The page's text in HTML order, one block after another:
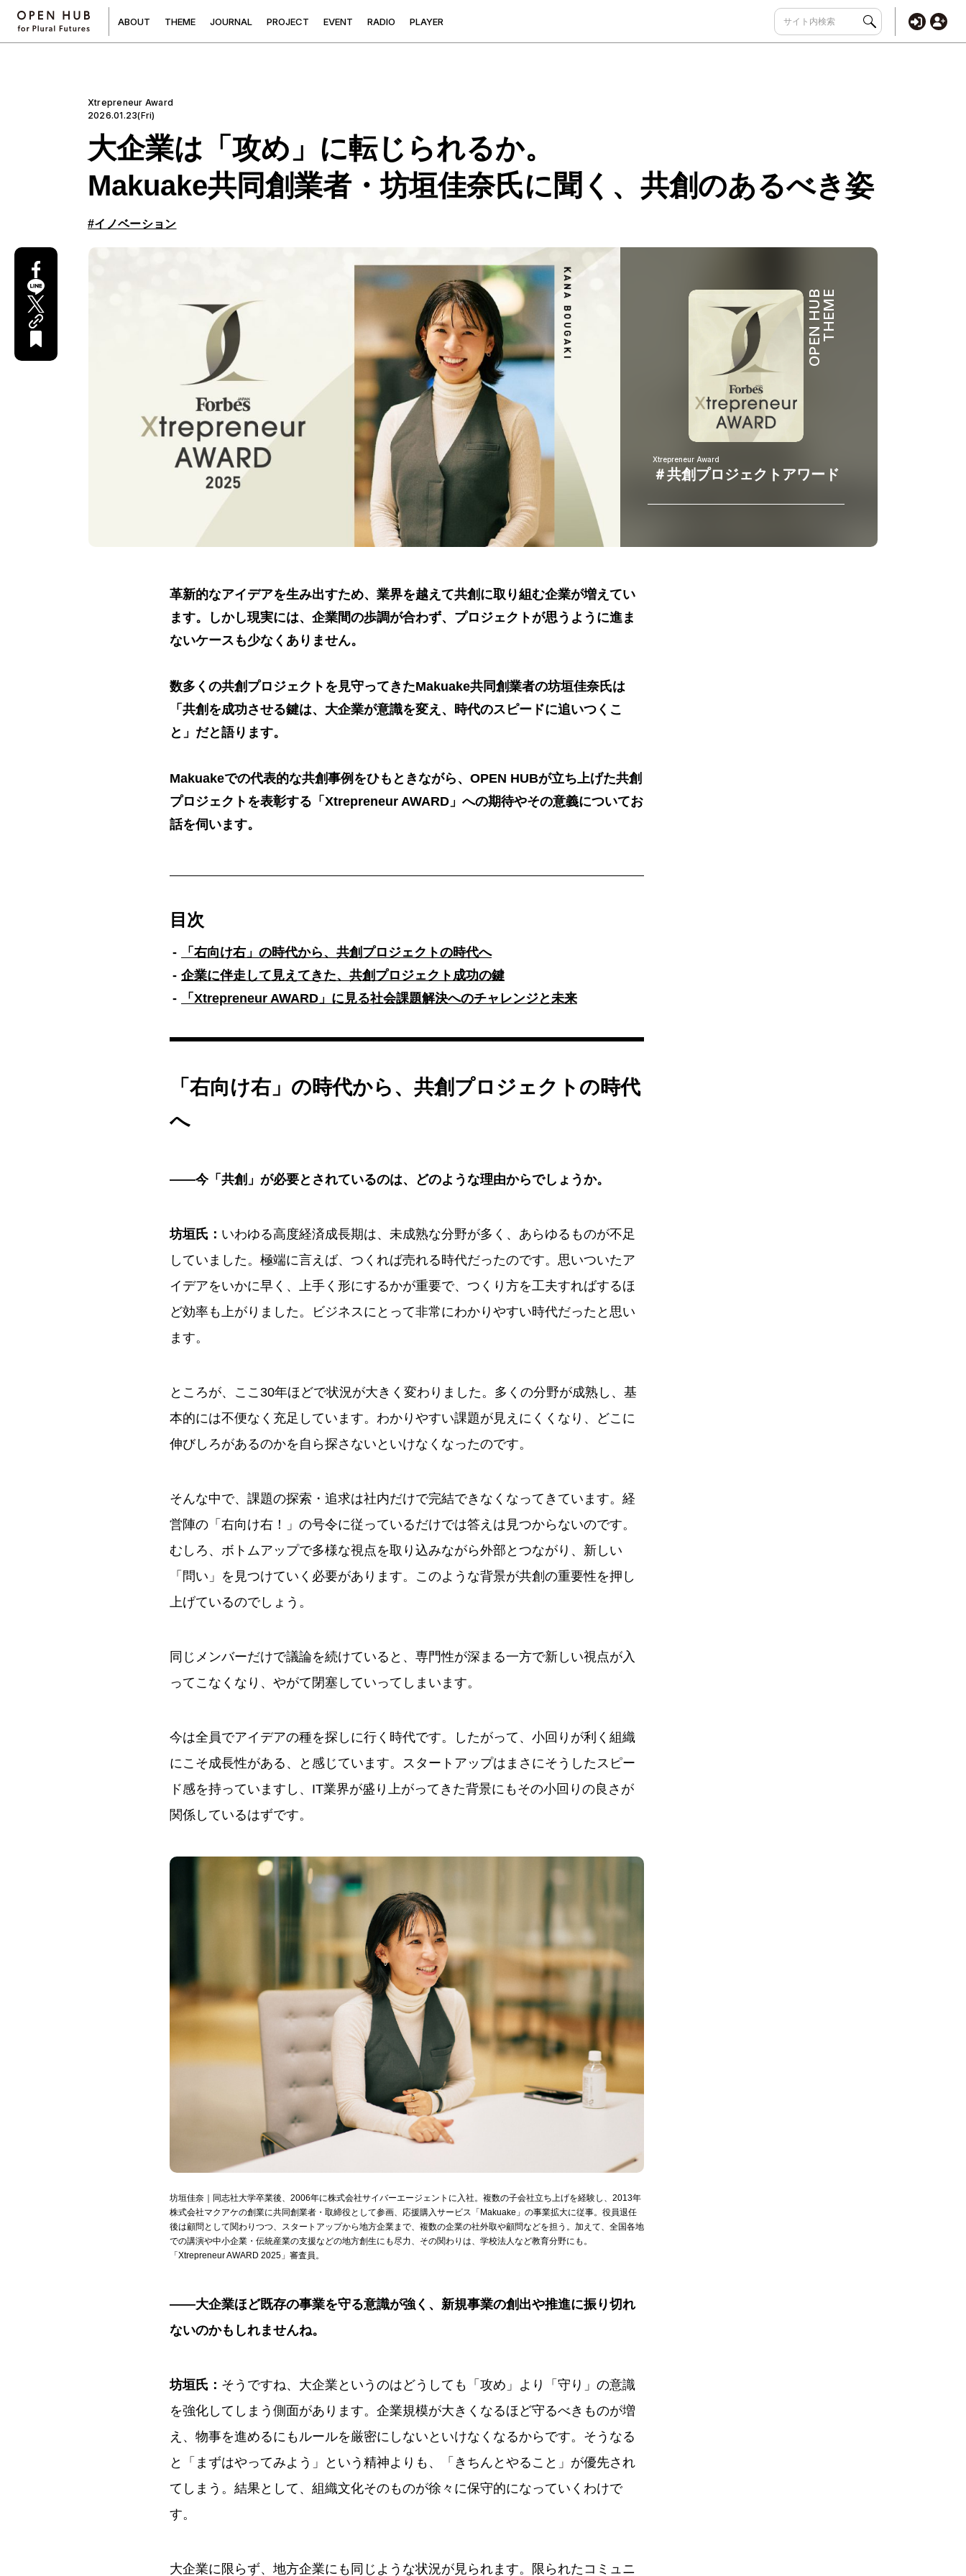
ABOUT THEME JOURNAL PROJECT EVENT RADIO PLAYER
Xtrepreneur Award
2026.01.23(Fri)
大企業は「攻め」に転じられるか。
Makuake共同創業者・坊垣佳奈氏に聞く、共創のあるべき姿
#イノベーション
OPEN HUBTHEME
Xtrepreneur Award
＃共創プロジェクトアワード
革新的なアイデアを生み出すため、業界を越えて共創に取り組む企業が増えてい
ます。しかし現実には、企業間の歩調が合わず、プロジェクトが思うように進ま
ないケースも少なくありません。
数多くの共創プロジェクトを見守ってきたMakuake共同創業者の坊垣佳奈氏は
「共創を成功させる鍵は、大企業が意識を変え、時代のスピードに追いつくこ
と」だと語ります。
Makuakeでの代表的な共創事例をひもときながら、OPEN HUBが立ち上げた共創
プロジェクトを表彰する「Xtrepreneur AWARD」への期待やその意義についてお
話を伺います。
目次
「右向け右」の時代から、共創プロジェクトの時代へ
企業に伴走して見えてきた、共創プロジェクト成功の鍵
「Xtrepreneur AWARD」に見る社会課題解決へのチャレンジと未来
「右向け右」の時代から、共創プロジェクトの時代
へ
――今「共創」が必要とされているのは、どのような理由からでしょうか。
坊垣氏： いわゆる高度経済成長期は、未成熟な分野が多く、あらゆるものが不足
していました。極端に言えば、つくれば売れる時代だったのです。思いついたア
イデアをいかに早く、上手く形にするかが重要で、つくり方を工夫すればするほ
ど効率も上がりました。ビジネスにとって非常にわかりやすい時代だったと思い
ます。
ところが、ここ30年ほどで状況が大きく変わりました。多くの分野が成熟し、基
本的には不便なく充足しています。わかりやすい課題が見えにくくなり、どこに
伸びしろがあるのかを自ら探さないといけなくなったのです。
そんな中で、課題の探索・追求は社内だけで完結できなくなってきています。経
営陣の「右向け右！」の号令に従っているだけでは答えは見つからないのです。
むしろ、ボトムアップで多様な視点を取り込みながら外部とつながり、新しい
「問い」を見つけていく必要があります。このような背景が共創の重要性を押し
上げているのでしょう。
同じメンバーだけで議論を続けていると、専門性が深まる一方で新しい視点が入
ってこなくなり、やがて閉塞していってしまいます。
今は全員でアイデアの種を探しに行く時代です。したがって、小回りが利く組織
にこそ成長性がある、と感じています。スタートアップはまさにそうしたスピー
ド感を持っていますし、IT業界が盛り上がってきた背景にもその小回りの良さが
関係しているはずです。
坊垣佳奈｜同志社大学卒業後、2006年に株式会社サイバーエージェントに入社。複数の子会社立ち上げを経験し、2013年
株式会社マクアケの創業に共同創業者・取締役として参画、応援購入サービス「Makuake」の事業拡大に従事。役員退任
後は顧問として関わりつつ、スタートアップから地方企業まで、複数の企業の社外取や顧問などを担う。加えて、全国各地
での講演や中小企業・伝統産業の支援などの地方創生にも尽力、その関わりは、学校法人など教育分野にも。
「Xtrepreneur AWARD 2025」審査員。
――大企業ほど既存の事業を守る意識が強く、新規事業の創出や推進に振り切れ
ないのかもしれませんね。
坊垣氏： そうですね、大企業というのはどうしても「攻め」より「守り」の意識
を強化してしまう側面があります。企業規模が大きくなるほど守るべきものが増
え、物事を進めるにもルールを厳密にしないといけなくなるからです。そうなる
と「まずはやってみよう」という精神よりも、「きちんとやること」が優先され
てしまう。結果として、組織文化そのものが徐々に保守的になっていくわけで
す。
大企業に限らず、地方企業にも同じような状況が見られます。限られたコミュニ